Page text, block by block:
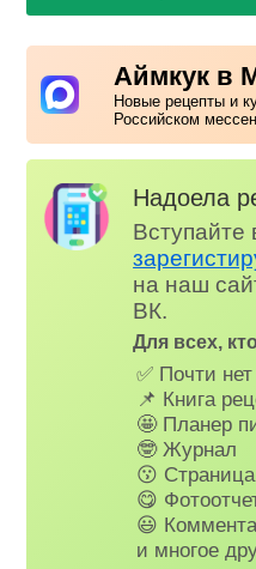
Аймкук в
Новые рецепты и
Российском
Надоела
Вступайте
на наш
ВК.
Для всех,
✅ Почти
📌 Книга
🤩 Планер
🤓 Журнал
😗
😋
😃
и многое